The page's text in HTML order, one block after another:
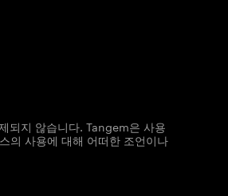
되지 않습니다. Tangem은 사용
의 사용에 대해 어떠한 조언이나